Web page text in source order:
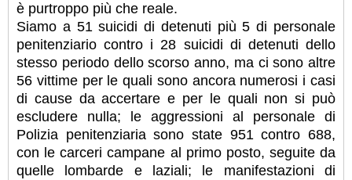
è purtroppo più che reale.
Siamo a 51 suicidi di detenuti più 5 di personale
penitenziario contro i 28 suicidi di detenuti dello
stesso periodo dello scorso anno, ma ci sono altre
56 vittime per le quali sono ancora numerosi i casi
di cause da accertare e per le quali non si può
escludere nulla; le aggressioni al personale di
Polizia penitenziaria sono state 951 contro 688,
con le carceri campane al primo posto, seguite da
quelle lombarde e laziali; le manifestazioni di